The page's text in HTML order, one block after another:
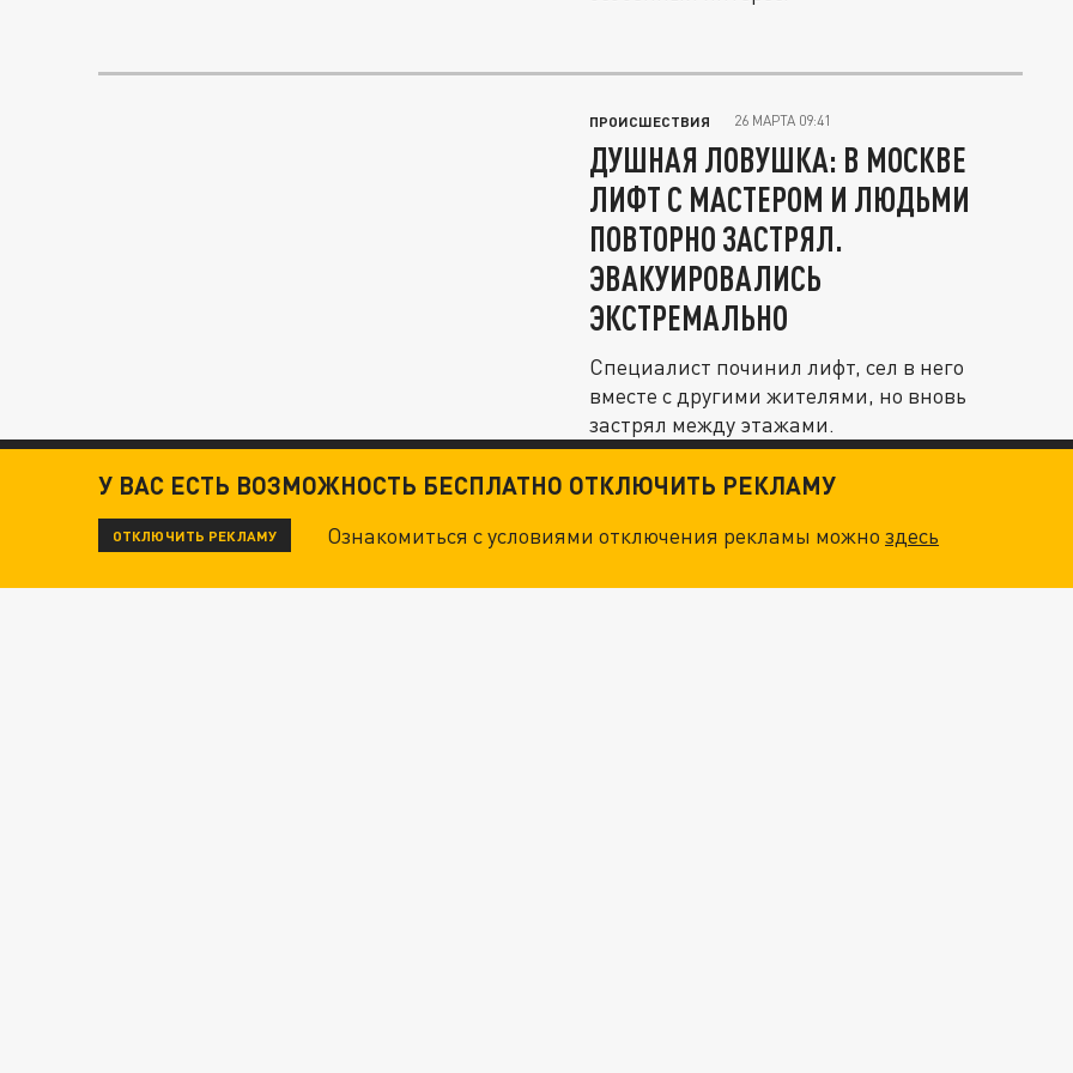
ПРОИСШЕСТВИЯ 26 МАРТА 09:41
ДУШНАЯ ЛОВУШКА: В МОСКВЕ
ЛИФТ С МАСТЕРОМ И ЛЮДЬМИ
ПОВТОРНО ЗАСТРЯЛ.
ЭВАКУИРОВАЛИСЬ
ЭКСТРЕМАЛЬНО
Специалист починил лифт, сел в него
вместе с другими жителями, но вновь
застрял между этажами.
У ВАС ЕСТЬ ВОЗМОЖНОСТЬ БЕСПЛАТНО ОТКЛЮЧИТЬ РЕКЛАМУ
ОТКЛЮЧИТЬ РЕКЛАМУ Ознакомиться с условиями отключения рекламы можноздесь